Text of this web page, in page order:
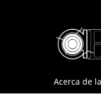
Acerca de